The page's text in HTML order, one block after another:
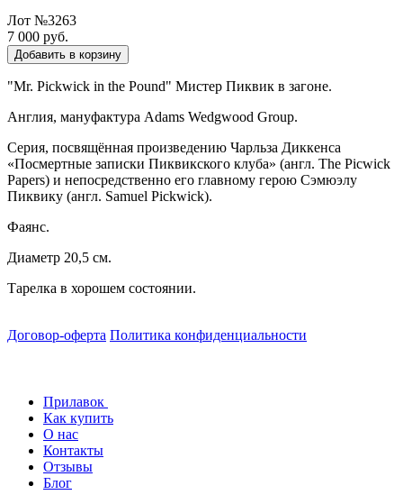
Лот №3263
7 000 руб.
Добавить в корзину
"Mr. Pickwick in the Pound" Мистер Пиквик в загоне.
Англия, мануфактура Adams Wedgwood Group.
Cерия, посвящённая произведению Чарльза Диккенса
«Посмертные записки Пиквикского клуба» (англ. The Picwick
Papers) и непосредственно его главному герою Сэмюэлу
Пиквику (англ. Samuel Pickwick).
Фаянс.
Диаметр 20,5 см.
Тарелка в хорошем состоянии.
Договор-оферта Политика конфиденциальности
Прилавок
Как купить
О нас
Контакты
Отзывы
Блог